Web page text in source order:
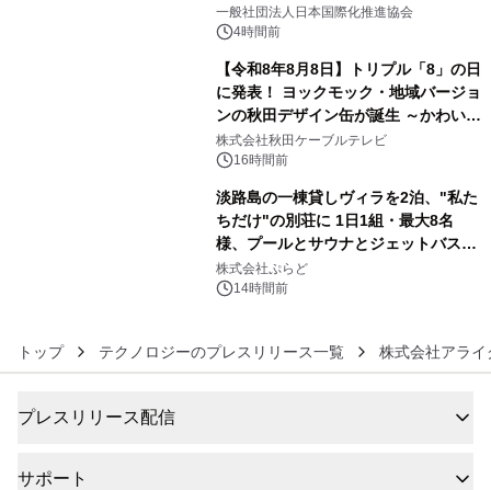
一般社団法人日本国際化推進協会
4時間前
【令和8年8月8日】トリプル「8」の日
に発表！ ヨックモック・地域バージョ
ンの秋田デザイン缶が誕生 ～かわいい
秋田犬の子犬と秋田の四季と名所を巡
るパッケージ～ 9月1日(火)秋田県内で
株式会社秋田ケーブルテレビ
16時間前
淡路島の一棟貸しヴィラを2泊、"私た
ちだけ"の別荘に 1日1組・最大8名
様、プールとサウナとジェットバス付
きで Villa Mon Temps AWAJIの連泊
素泊りプラン
株式会社ぷらど
14時間前
トップ テクノロジーのプレスリリース一覧 株式会社アライ
プレスリリース配信
サポート